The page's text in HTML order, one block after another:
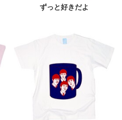
ずっと好きだよ